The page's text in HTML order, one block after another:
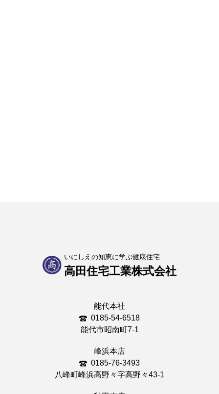
いにしえの知恵に学ぶ健康住宅
高田住宅工業株式会社
能代本社
0185-54-6518
能代市昭南町7-1
峰浜本店
0185-76-3493
八峰町峰浜高野々字高野々43-1